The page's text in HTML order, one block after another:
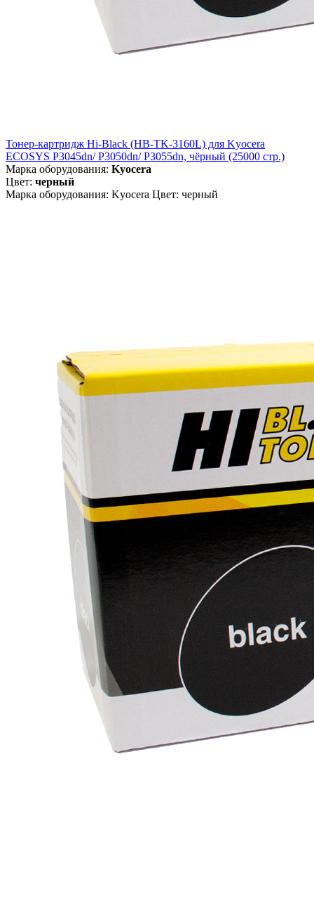
Тонер-картридж Hi-Black (HB-TK-3160L) для Kyocera
ECOSYS P3045dn/ P3050dn/ P3055dn, чёрный (25000 стр.)
Марка оборудования: Kyocera
Цвет: черный
Марка оборудования: Kyocera Цвет: черный